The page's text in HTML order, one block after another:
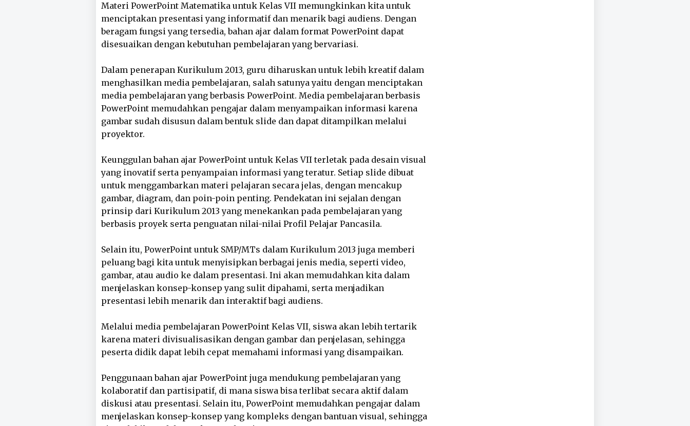
Materi PowerPoint Matematika untuk Kelas VII memungkinkan kita untuk
menciptakan presentasi yang informatif dan menarik bagi audiens. Dengan
beragam fungsi yang tersedia, bahan ajar dalam format PowerPoint dapat
disesuaikan dengan kebutuhan pembelajaran yang bervariasi.
Dalam penerapan Kurikulum 2013, guru diharuskan untuk lebih kreatif dalam
menghasilkan media pembelajaran, salah satunya yaitu dengan menciptakan
media pembelajaran yang berbasis PowerPoint. Media pembelajaran berbasis
PowerPoint memudahkan pengajar dalam menyampaikan informasi karena
gambar sudah disusun dalam bentuk slide dan dapat ditampilkan melalui
proyektor.
Keunggulan bahan ajar PowerPoint untuk Kelas VII terletak pada desain visual
yang inovatif serta penyampaian informasi yang teratur. Setiap slide dibuat
untuk menggambarkan materi pelajaran secara jelas, dengan mencakup
gambar, diagram, dan poin-poin penting. Pendekatan ini sejalan dengan
prinsip dari Kurikulum 2013 yang menekankan pada pembelajaran yang
berbasis proyek serta penguatan nilai-nilai Profil Pelajar Pancasila.
Selain itu, PowerPoint untuk SMP/MTs dalam Kurikulum 2013 juga memberi
peluang bagi kita untuk menyisipkan berbagai jenis media, seperti video,
gambar, atau audio ke dalam presentasi. Ini akan memudahkan kita dalam
menjelaskan konsep-konsep yang sulit dipahami, serta menjadikan
presentasi lebih menarik dan interaktif bagi audiens.
Melalui media pembelajaran PowerPoint Kelas VII, siswa akan lebih tertarik
karena materi divisualisasikan dengan gambar dan penjelasan, sehingga
peserta didik dapat lebih cepat memahami informasi yang disampaikan.
Penggunaan bahan ajar PowerPoint juga mendukung pembelajaran yang
kolaboratif dan partisipatif, di mana siswa bisa terlibat secara aktif dalam
diskusi atau presentasi. Selain itu, PowerPoint memudahkan pengajar dalam
menjelaskan konsep-konsep yang kompleks dengan bantuan visual, sehingga